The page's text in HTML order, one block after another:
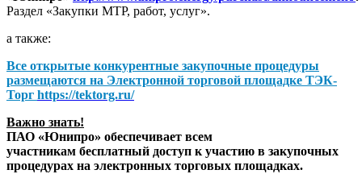
Раздел «Закупки МТР, работ, услуг».
а также:
Все открытые конкурентные закупочные процедуры
размещаются на Электронной торговой площадке ТЭК-
Торг https://tektorg.ru/
Важно знать!
ПАО «Юнипро» обеспечивает всем
участникам бесплатный доступ к участию в закупочных
процедурах на электронных торговых площадках.